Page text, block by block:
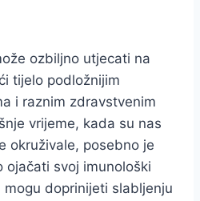
ozbiljno utjecati na
tijelo podložnijim
i raznim zdravstvenim
vrijeme, kada su nas
okruživale, posebno je
ojačati svoj imunološki
doprinijeti slabljenju